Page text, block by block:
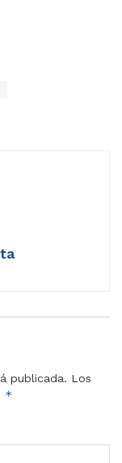
publicada. Los
*